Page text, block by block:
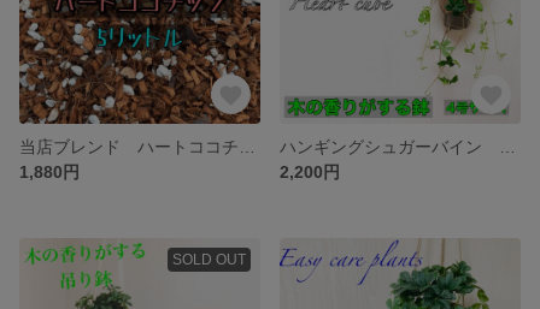
1,880円
2,200円
SOLD OUT